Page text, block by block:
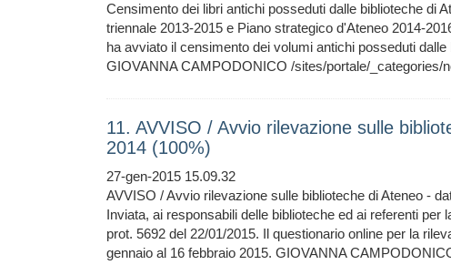
Censimento dei libri antichi posseduti dalle biblioteche di
triennale 2013-2015 e Piano strategico d'Ateneo 2014-
ha avviato il censimento dei volumi antichi posseduti
GIOVANNA CAMPODONICO /sites/portale/_categories/
11. AVVISO / Avvio rilevazione sulle
2014 (100%)
27-gen-2015 15.09.32
AVVISO / Avvio rilevazione sulle biblioteche di Ateneo -
Inviata, ai responsabili delle biblioteche ed ai referenti
prot. 5692 del 22/01/2015. Il questionario online per la
gennaio al 16 febbraio 2015. GIOVANNA